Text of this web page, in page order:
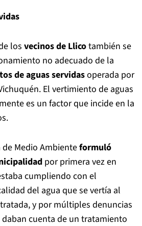
losvecinos de Llicotambién se
no adecuado de la
de aguas servidasoperada por
El vertimiento de aguas
es un factor que incide en la
Medio Ambienteformuló
por primera vez en
cumpliendo con el
del agua que se vertía al
y por múltiples denuncias
cuenta de un tratamiento